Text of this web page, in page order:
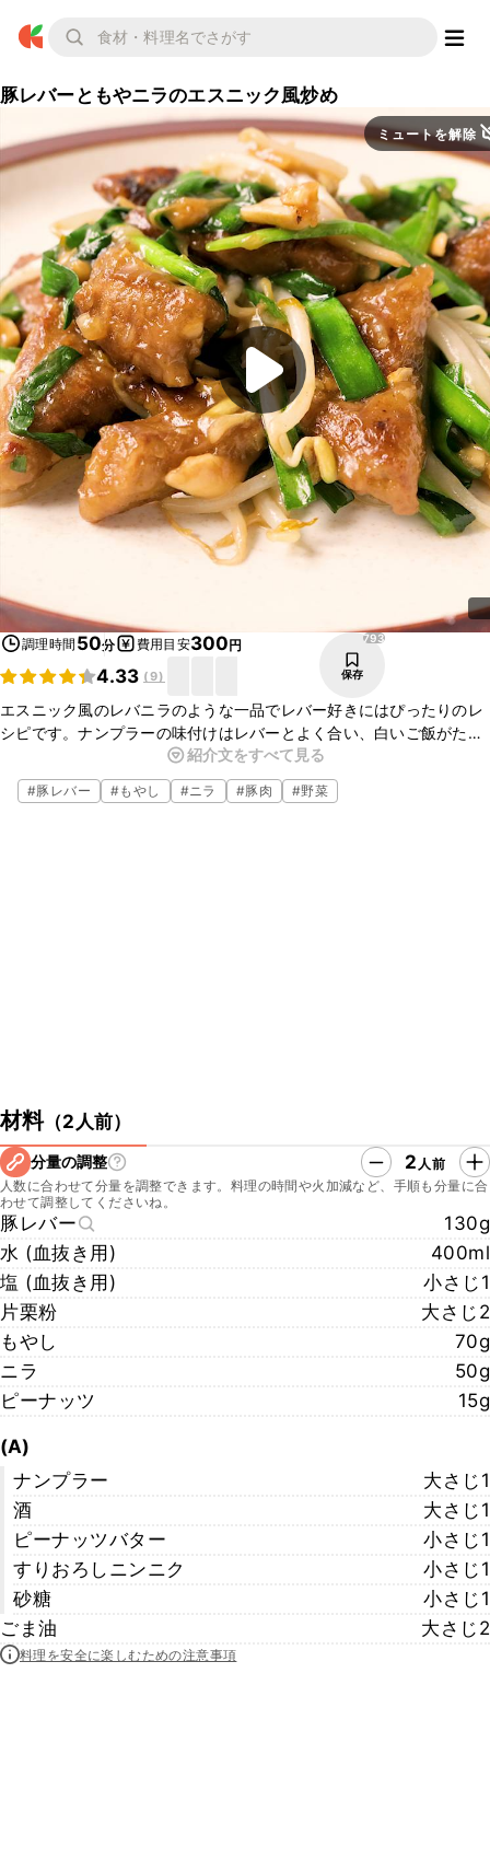
豚レバーともやニラのエスニック風炒め
ミュートを解除
調理時間 50分 費用目安300円
4.33 (9)
793
保存
エスニック風のレバニラのような一品でレバー好きにはぴったりのレ
シピです。ナンプラーの味付けはレバーとよく合い、白いご飯がたく
さん食べられちゃいます。いつもと違ったレバーの炒め物を作りたい
時に、作ってみてはいかがでしょうか。
紹介文をすべて見る
#豚レバー #もやし #ニラ #豚肉 #野菜
材料（2人前）
分量の調整 2 人前
人数に合わせて分量を調整できます。料理の時間や火加減など、手順も分量に合
わせて調整してくださいね。
豚レバー
130g
水 (血抜き用)
400ml
塩 (血抜き用)
小さじ1
片栗粉
大さじ2
もやし
70g
ニラ
50g
ピーナッツ
15g
(A)
ナンプラー
大さじ1
酒
大さじ1
ピーナッツバター
小さじ1
すりおろしニンニク
小さじ1
砂糖
小さじ1
ごま油
大さじ2
料理を安全に楽しむための注意事項